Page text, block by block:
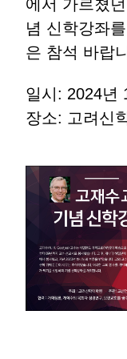
에서 가르쳤
념 신학강좌
은 참석 바랍
일시: 2024년
장소: 고려신